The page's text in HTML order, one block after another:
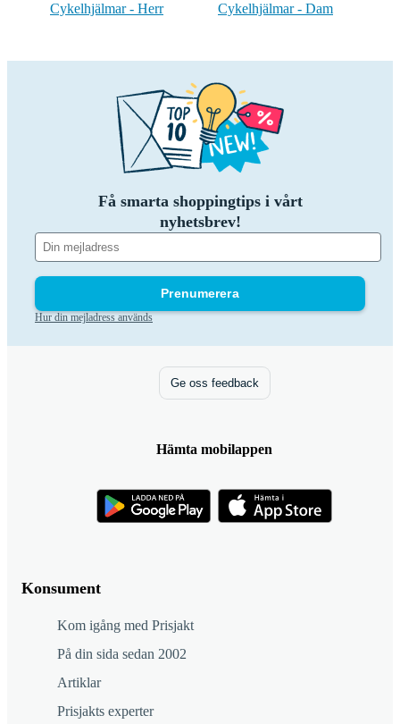
Cykelhjälmar - Herr Cykelhjälmar - Dam
Få smarta shoppingtips i vårt
nyhetsbrev!
Prenumerera
Hur din mejladress används
Konsument
Kom igång med Prisjakt
På din sida sedan 2002
Artiklar
Prisjakts experter
Ge oss feedback
Hämta mobilappen